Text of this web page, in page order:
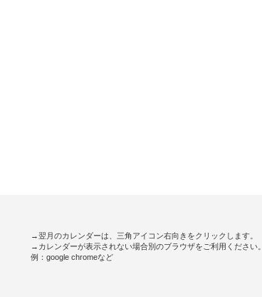
→翌月のカレンダーは、三角アイコン右向きをクリックします。
→カレンダーが表示されない場合別のブラウザをご利用ください。
例：google chromeなど